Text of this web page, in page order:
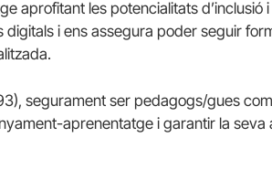
aprofitant les potencialitats d’inclusió i
i ens assegura poder seguir
segurament ser pedagogs/gues
aprenentatge i garantir la seva